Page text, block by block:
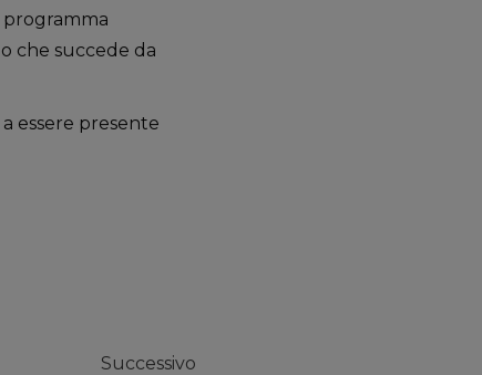
programma
che succede da
essere presente
Successivo